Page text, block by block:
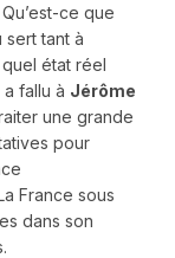
ce que
sert tant à
état réel
fallu à Jérôme
une grande
pour
France sous
dans son